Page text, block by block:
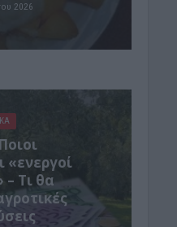
2026
«ενεργοί
– Τι θα